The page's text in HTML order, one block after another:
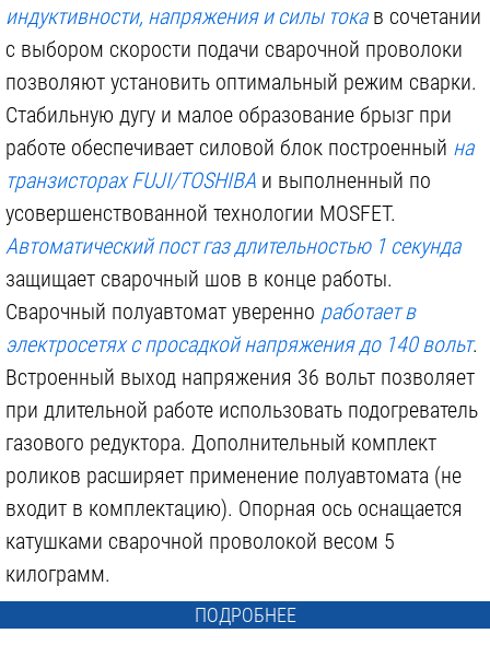
Используемые еврокатушки:
D200
Вес инструмента:
14кг
1 210 р. 999 р.
РЕСАНТА МР 3, 71/6/21, 3 ММ, 3 КГ
1 150 р. 790 р.
индуктивности, напряжения и силы токав сочетании
с выбором скорости подачи сварочной проволоки
позволяют установить оптимальный режим сварки.
Стабильную дугу и малое образование брызг при
работе обеспечивает силовой блок построенный на
транзисторах FUJI/TOSHIBA и выполненный по
усовершенствованной технологии MOSFET.
Автоматический пост газ длительностью 1 секунда
защищает сварочный шов в конце работы.
Сварочный полуавтомат уверенно работает в
электросетях с просадкой напряжения до 140 вольт.
Встроенный выход напряжения 36 вольт позволяет
при длительной работе использовать подогреватель
газового редуктора. Дополнительный комплект
роликов расширяет применение полуавтомата (не
входит в комплектацию). Опорная ось оснащается
катушками сварочной проволокой весом 5
килограмм.
ПОДРОБНЕЕ